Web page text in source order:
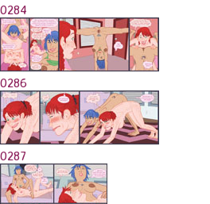
0284
0286
0287